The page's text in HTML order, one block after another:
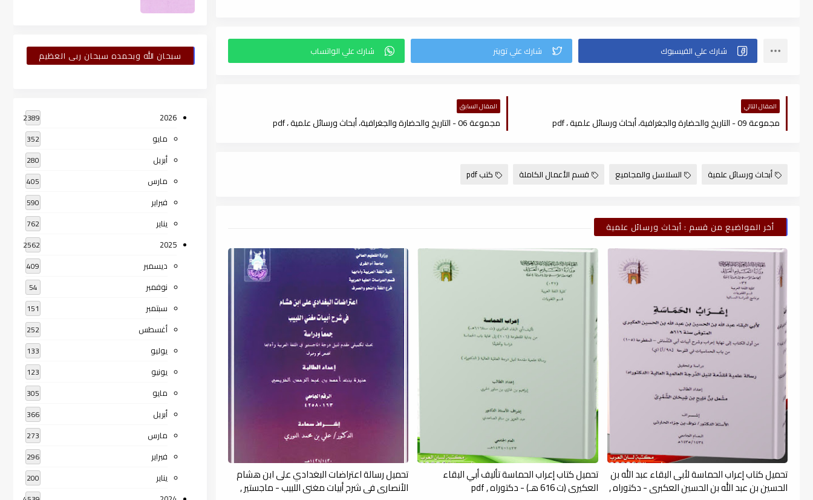
المقال التالي
مجموعة 09 - التاريخ والحضارة والجغرافية، أبحاث ورسائل علمية ، pdf
المقال السابق
مجموعة 06 - التاريخ والحضارة والجغرافية، أبحاث ورسائل علمية ، pdf
أبحاث ورسائل علمية السلاسل والمجاميع قسم الأعمال الكاملة كتب pdf
أخر المواضيع من قسم : أبحاث ورسائل علمية
تحميل كتاب إعراب الحماسة لأبى البقاء عبد الله بن
الحسين بن عبد الله بن الحسين العكبرى - دكتوراه ,
تحميل كتاب إعراب الحماسة تأليف أبي البقاء
العكيري (ت 616 هـ) - دكتوراه , pdf
تحميل رسالة اعتراضات البغدادي على ابن هشام
الأنصارى في شرح أبيات مغني اللبيب - ماجستير ,
سبحان الله وبحمده سبحان ربى العظيم
2026
2389
مايو 352
أبريل 280
مارس 405
فبراير 590
يناير 762
2025
2562
ديسمبر 409
نوفمبر 54
سبتمبر 151
أغسطس 252
يوليو 133
يونيو 123
مايو 305
أبريل 366
مارس 273
فبراير 296
يناير 200